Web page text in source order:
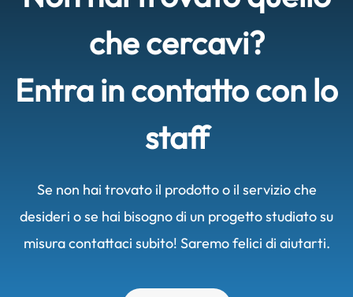
che cercavi?
Entra in contatto con lo
staff
Se non hai trovato il prodotto o il servizio che
desideri o se hai bisogno di un progetto studiato su
misura contattaci subito! Saremo felici di aiutarti.